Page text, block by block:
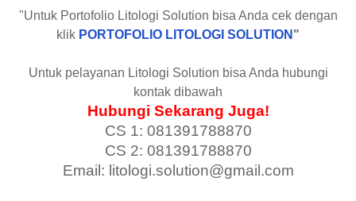
"Untuk Portofolio Litologi Solution bisa Anda cek dengan
klik PORTOFOLIO LITOLOGI SOLUTION "
Untuk pelayanan Litologi Solution bisa Anda hubungi
kontak dibawah
Hubungi Sekarang Juga!
CS 1: 081391788870
CS 2: 081391788870
Email: litologi.solution@gmail.com